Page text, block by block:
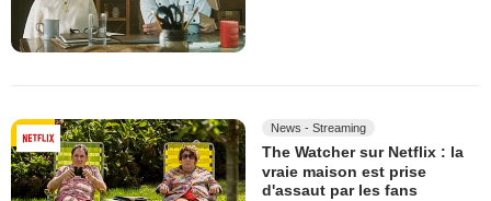
News - Streaming
The Watcher sur Netflix : la
vraie maison est prise
d'assaut par les fans